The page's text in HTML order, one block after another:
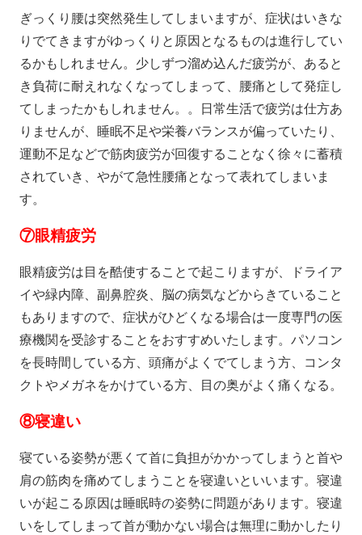
ぎっくり腰は突然発生してしまいますが、症状はいきな
りでてきますがゆっくりと原因となるものは進行してい
るかもしれません。少しずつ溜め込んだ疲労が、あると
き負荷に耐えれなくなってしまって、腰痛として発症し
てしまったかもしれません。。日常生活で疲労は仕方あ
りませんが、睡眠不足や栄養バランスが偏っていたり、
運動不足などで筋肉疲労が回復することなく徐々に蓄積
されていき、やがて急性腰痛となって表れてしまいま
す。
⑦眼精疲労
眼精疲労は目を酷使することで起こりますが、ドライア
イや緑内障、副鼻腔炎、脳の病気などからきていること
もありますので、症状がひどくなる場合は一度専門の医
療機関を受診することをおすすめいたします。パソコン
を長時間している方、頭痛がよくでてしまう方、コンタ
クトやメガネをかけている方、目の奥がよく痛くなる。
⑧寝違い
寝ている姿勢が悪くて首に負担がかかってしまうと首や
肩の筋肉を痛めてしまうことを寝違いといいます。寝違
いが起こる原因は睡眠時の姿勢に問題があります。寝違
いをしてしまって首が動かない場合は無理に動かしたり